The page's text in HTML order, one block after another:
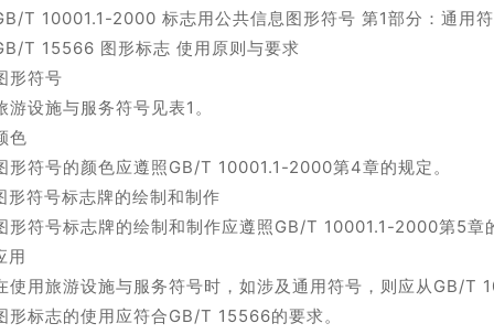
T 10001.1-2000 标志用公共信息图形符号 第1部分：通用
T 15566 图形标志 使用原则与要求
形符号
设施与服务符号见表1。
色
符号的颜色应遵照GB/T 10001.1-2000第4章的规定。
形符号标志牌的绘制和制作
符号标志牌的绘制和制作应遵照GB/T 10001.1-2000第5章
用
用旅游设施与服务符号时，如涉及通用符号，则应从GB/T
标志的使用应符合GB/T 15566的要求。